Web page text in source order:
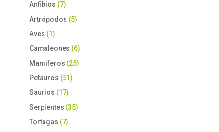
Anfibios (7)
Artrópodos (5)
Aves (1)
Camaleones (6)
Mamiferos (25)
Petauros (51)
Saurios (17)
Serpientes (35)
Tortugas (7)